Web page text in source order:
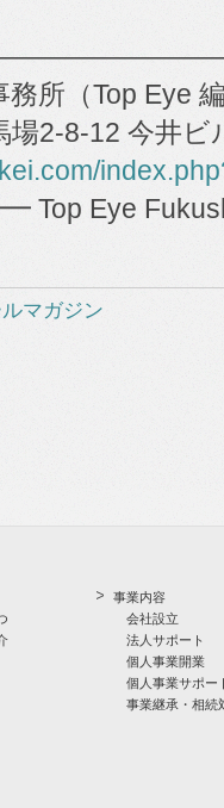
所（Top Eye
場2-8-12 今井ビ
マガジン
事業内容
会社設立
法人サポート
個人事業開業
個人事業サポー
事業継承・相続